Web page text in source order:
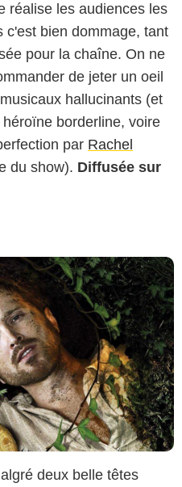
réalise les audiences les
c'est bien dommage, tant
pour la chaîne. On ne
de jeter un oeil
hallucinants (et
borderline, voire
par Rachel
du show). Diffusée sur
deux belle têtes